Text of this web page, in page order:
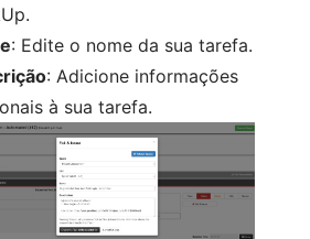
: Edite o nome da sua tarefa.
: Adicione informações
à sua tarefa.